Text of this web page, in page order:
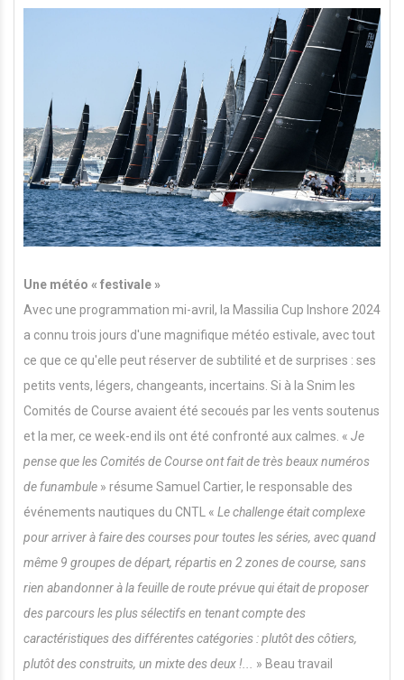
Une météo « festivale »
Avec une programmation mi-avril, la Massilia Cup Inshore 2024
a connu trois jours d'une magnifique météo estivale, avec tout
ce que ce qu'elle peut réserver de subtilité et de surprises : ses
petits vents, légers, changeants, incertains. Si à la Snim les
Comités de Course avaient été secoués par les vents soutenus
et la mer, ce week-end ils ont été confronté aux calmes. « Je
pense que les Comités de Course ont fait de très beaux numéros
de funambule » résume Samuel Cartier, le responsable des
événements nautiques du CNTL « Le challenge était complexe
pour arriver à faire des courses pour toutes les séries, avec quand
même 9 groupes de départ, répartis en 2 zones de course, sans
rien abandonner à la feuille de route prévue qui était de proposer
des parcours les plus sélectifs en tenant compte des
caractéristiques des différentes catégories : plutôt des côtiers,
plutôt des construits, un mixte des deux !...
» Beau travail